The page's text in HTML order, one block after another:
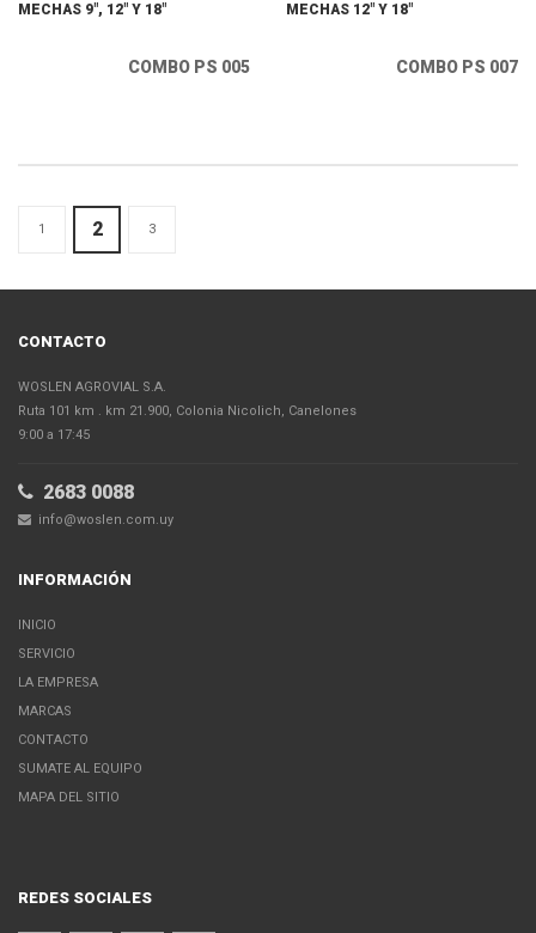
MECHAS 9", 12" Y 18"
COMBO PS 005
MECHAS 12" Y 18"
COMBO PS 007
1 2 3
CONTACTO
WOSLEN AGROVIAL S.A.
Ruta 101 km . km 21.900, Colonia Nicolich, Canelones
9:00 a 17:45
2683 0088
info@woslen.com.uy
INFORMACIÓN
INICIO
SERVICIO
LA EMPRESA
MARCAS
CONTACTO
SUMATE AL EQUIPO
MAPA DEL SITIO
REDES SOCIALES